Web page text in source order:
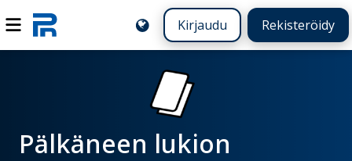
Kirjaudu Rekisteröidy
Pälkäneen lukion